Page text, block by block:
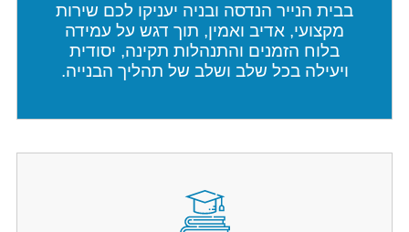
בבית הנייר הנדסה ובניה יעניקו לכם שירות
מקצועי, אדיב ואמין, תוך דגש על עמידה
בלוח הזמנים והתנהלות תקינה, יסודית
ויעילה בכל שלב ושלב של תהליך הבנייה.